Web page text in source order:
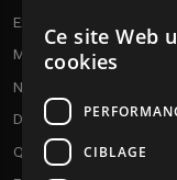
Expédition & retours
Modes de paiement
Notre programme de
Disques cadeaux
Qui sommes-nous ?
Ce site Web
cookies
CIBLAGE